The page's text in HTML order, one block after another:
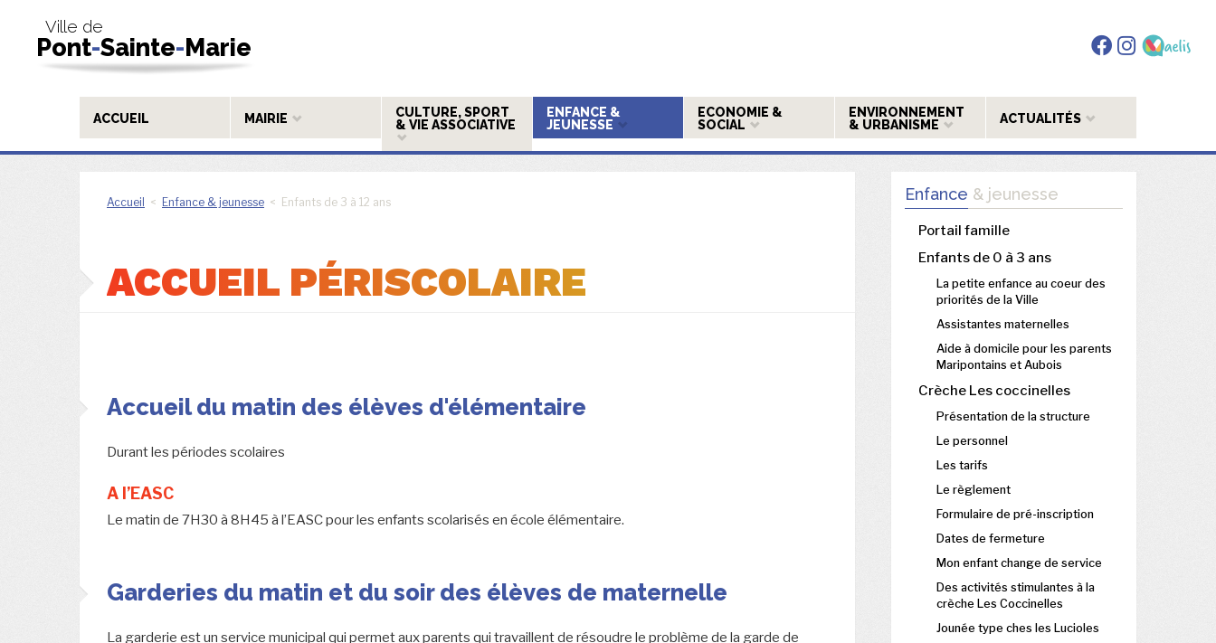
Ville de
Pont-Sainte-Marie
ACCUEIL MAIRIE
CULTURE, SPORT
& VIE ASSOCIATIVE
ENFANCE &
JEUNESSE
ECONOMIE &
SOCIAL
ENVIRONNEMENT
& URBANISME
ACTUALITÉS
Accueil < Enfance & jeunesse < Enfants de 3 à 12 ans
ACCUEIL PÉRISCOLAIRE
Accueil du matin des élèves d'élémentaire
Durant les périodes scolaires
A l’EASC
Le matin de 7H30 à 8H45 à l’EASC pour les enfants scolarisés en école élémentaire.
Garderies du matin et du soir des élèves de maternelle
La garderie est un service municipal qui permet aux parents qui travaillent de résoudre le problème de la garde de
Enfance & jeunesse
Portail famille
Enfants de 0 à 3 ans
La petite enfance au coeur des
priorités de la Ville
Assistantes maternelles
Aide à domicile pour les parents
Maripontains et Aubois
Crèche Les coccinelles
Présentation de la structure
Le personnel
Les tarifs
Le règlement
Formulaire de pré-inscription
Dates de fermeture
Mon enfant change de service
Des activités stimulantes à la
crèche Les Coccinelles
Jounée type ches les Lucioles